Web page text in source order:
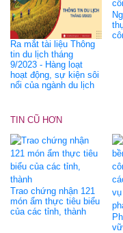
Ra mắt tài liệu Thông
tin du lịch tháng
9/2023 - Hàng loạt
hoạt động, sự kiện sôi
nổi của ngành du lịch
TIN CŨ HƠN
Trao chứng nhận 121
món ẩm thực tiêu biểu
của các tỉnh, thành